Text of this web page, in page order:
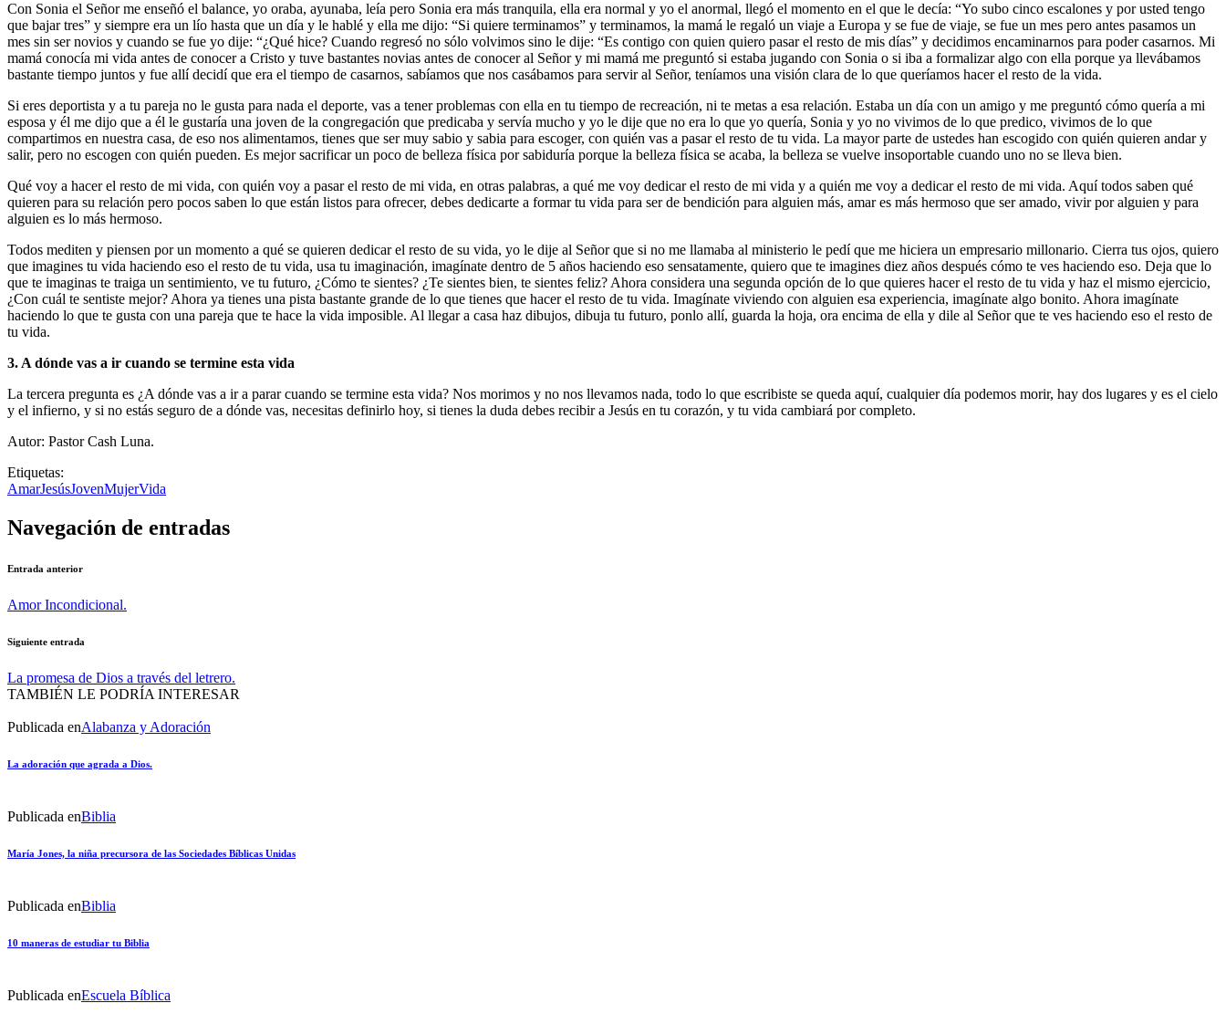
Con Sonia el Señor me enseñó el balance, yo oraba, ayunaba, leía pero Sonia era más tranquila, ella era normal y yo el anormal, llegó el momento en el que le decía: “Yo subo cinco escalones y por usted tengo
que bajar tres” y siempre era un lío hasta que un día y le hablé y ella me dijo: “Si quiere terminamos” y terminamos, la mamá le regaló un viaje a Europa y se fue de viaje, se fue un mes pero antes pasamos un
mes sin ser novios y cuando se fue yo dije: “¿Qué hice? Cuando regresó no sólo volvimos sino le dije: “Es contigo con quien quiero pasar el resto de mis días” y decidimos encaminarnos para poder casarnos. Mi
mamá conocía mi vida antes de conocer a Cristo y tuve bastantes novias antes de conocer al Señor y mi mamá me preguntó si estaba jugando con Sonia o si iba a formalizar algo con ella porque ya llevábamos
bastante tiempo juntos y fue allí decidí que era el tiempo de casarnos, sabíamos que nos casábamos para servir al Señor, teníamos una visión clara de lo que queríamos hacer el resto de la vida.
Si eres deportista y a tu pareja no le gusta para nada el deporte, vas a tener problemas con ella en tu tiempo de recreación, ni te metas a esa relación. Estaba un día con un amigo y me preguntó cómo quería a mi
esposa y él me dijo que a él le gustaría una joven de la congregación que predicaba y servía mucho y yo le dije que no era lo que yo quería, Sonia y yo no vivimos de lo que predico, vivimos de lo que
compartimos en nuestra casa, de eso nos alimentamos, tienes que ser muy sabio y sabia para escoger, con quién vas a pasar el resto de tu vida. La mayor parte de ustedes han escogido con quién quieren andar y
salir, pero no escogen con quién pueden. Es mejor sacrificar un poco de belleza física por sabiduría porque la belleza física se acaba, la belleza se vuelve insoportable cuando uno no se lleva bien.
Qué voy a hacer el resto de mi vida, con quién voy a pasar el resto de mi vida, en otras palabras, a qué me voy dedicar el resto de mi vida y a quién me voy a dedicar el resto de mi vida. Aquí todos saben qué
quieren para su relación pero pocos saben lo que están listos para ofrecer, debes dedicarte a formar tu vida para ser de bendición para alguien más, amar es más hermoso que ser amado, vivir por alguien y para
alguien es lo más hermoso.
Todos mediten y piensen por un momento a qué se quieren dedicar el resto de su vida, yo le dije al Señor que si no me llamaba al ministerio le pedí que me hiciera un empresario millonario. Cierra tus ojos, quiero
que imagines tu vida haciendo eso el resto de tu vida, usa tu imaginación, imagínate dentro de 5 años haciendo eso sensatamente, quiero que te imagines diez años después cómo te ves haciendo eso. Deja que lo
que te imaginas te traiga un sentimiento, ve tu futuro, ¿Cómo te sientes? ¿Te sientes bien, te sientes feliz? Ahora considera una segunda opción de lo que quieres hacer el resto de tu vida y haz el mismo ejercicio,
¿Con cuál te sentiste mejor? Ahora ya tienes una pista bastante grande de lo que tienes que hacer el resto de tu vida. Imagínate viviendo con alguien esa experiencia, imagínate algo bonito. Ahora imagínate
haciendo lo que te gusta con una pareja que te hace la vida imposible. Al llegar a casa haz dibujos, dibuja tu futuro, ponlo allí, guarda la hoja, ora encima de ella y dile al Señor que te ves haciendo eso el resto de
tu vida.
3. A dónde vas a ir cuando se termine esta vida
La tercera pregunta es ¿A dónde vas a ir a parar cuando se termine esta vida? Nos morimos y no nos llevamos nada, todo lo que escribiste se queda aquí, cualquier día podemos morir, hay dos lugares y es el cielo
y el infierno, y si no estás seguro de a dónde vas, necesitas definirlo hoy, si tienes la duda debes recibir a Jesús en tu corazón, y tu vida cambiará por completo.
Autor: Pastor Cash Luna.
Etiquetas:
AmarJesúsJovenMujerVida
Navegación de entradas
Entrada anterior
Amor Incondicional.
Siguiente entrada
La promesa de Dios a través del letrero.
TAMBIÉN LE PODRÍA INTERESAR
Publicada enAlabanza y Adoración
La adoración que agrada a Dios.
Publicada enBiblia
María Jones, la niña precursora de las Sociedades Bíblicas Unidas
Publicada enBiblia
10 maneras de estudiar tu Biblia
Publicada enEscuela Bíblica